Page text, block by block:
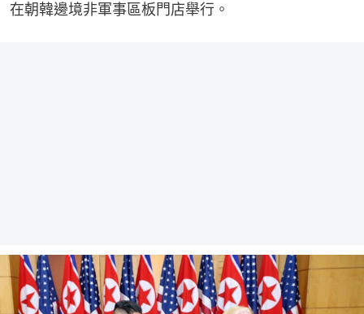
在朝韓邊境非軍事區板門店舉行。